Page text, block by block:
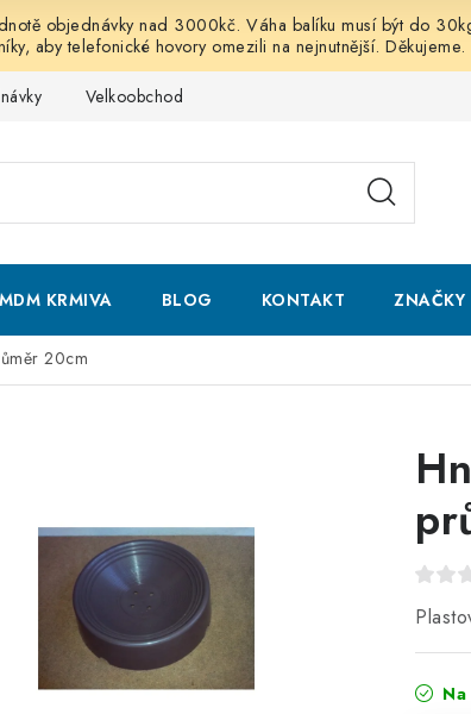
objednávky nad 3000kč. Váha balíku musí být do
aby telefonické hovory omezili na nejnutnější. Děkujeme.
Velkoobchod
MDM KRMIVA BLOG KONTAKT ZNAČKY
20cm